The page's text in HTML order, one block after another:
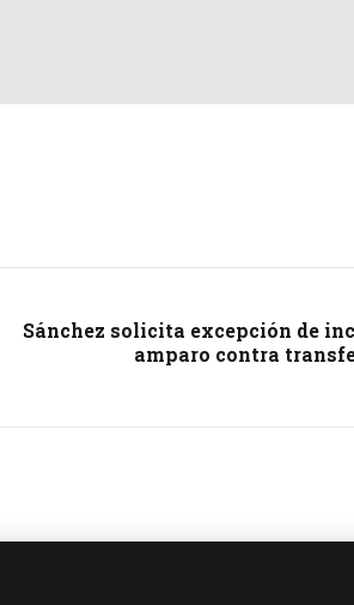
Sánchez solicita excepción de
amparo contra